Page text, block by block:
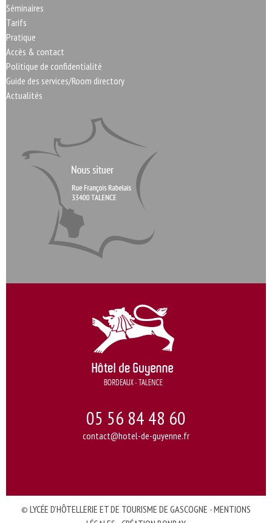
Séminaires
Tarifs
Pratique
Accès & contact
Politique de confidentialité
Guide des services/Room directory
Actualités
05 56 84 48 60
contact@hotel-de-guyenne.fr
© LYCÉE D’HÔTELLERIE ET DE TOURISME DE GASCOGNE -MENTIONS